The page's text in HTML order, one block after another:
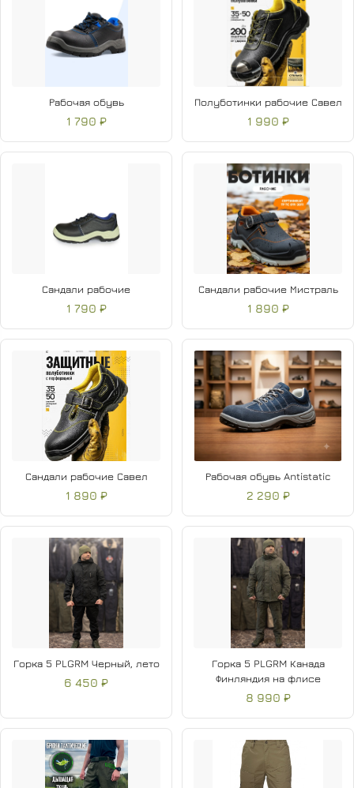
Рабочая обувь
1 790 ₽
Полуботинки рабочие Савел
1 990 ₽
Сандали рабочие
1 790 ₽
Сандали рабочие Мистраль
1 890 ₽
Сандали рабочие Савел
1 890 ₽
Рабочая обувь Antistatic
2 290 ₽
Горка 5 PLGRM Черный, лето
6 450 ₽
Горка 5 PLGRM Канада
Финляндия на флисе
8 990 ₽